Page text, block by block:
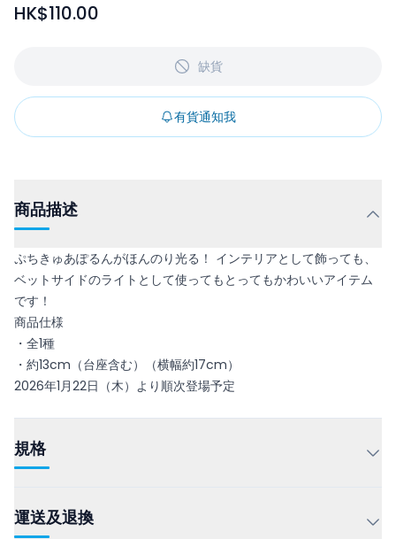
HK$110.00
缺貨
有貨通知我
商品描述
ぷちきゅあぽるんがほんのり光る！ インテリアとして飾っても、
ベットサイドのライトとして使ってもとってもかわいいアイテム
です！
商品仕様
・全1種
・約13cm（台座含む）（横幅約17cm）
2026年1月22日（木）より順次登場予定
規格
運送及退換